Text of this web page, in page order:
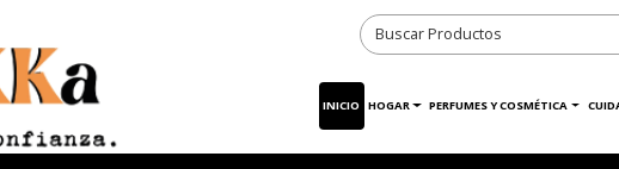
INICIO HOGAR PERFUMES Y COSMÉTICA